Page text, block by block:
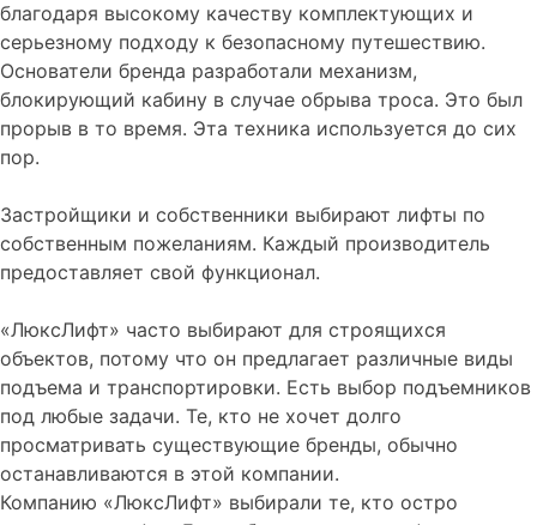
благодаря высокому качеству комплектующих и
серьезному подходу к безопасному путешествию.
Основатели бренда разработали механизм,
блокирующий кабину в случае обрыва троса. Это был
прорыв в то время. Эта техника используется до сих
пор.
Застройщики и собственники выбирают лифты по
собственным пожеланиям. Каждый производитель
предоставляет свой функционал.
«ЛюксЛифт» часто выбирают для строящихся
объектов, потому что он предлагает различные виды
подъема и транспортировки. Есть выбор подъемников
под любые задачи. Те, кто не хочет долго
просматривать существующие бренды, обычно
останавливаются в этой компании.
Компанию «ЛюксЛифт» выбирали те, кто остро